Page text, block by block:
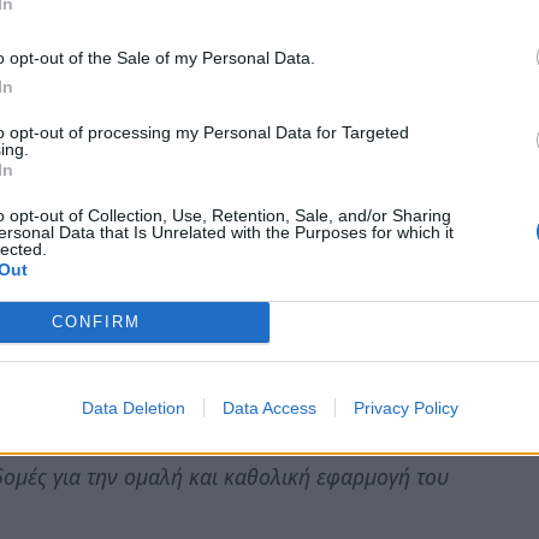
opt-out of the Sale of my Personal Data.
opt-out of processing my Personal Data for Targeted
opt-out of Collection, Use, Retention, Sale, and/or Sharing
Data that Is Unrelated with the Purposes for which it
CONFIRM
Data Deletion Data Access Privacy Policy
εφαρμογή του συστήματος IRIS
έντονη ανησυχία του για την απόφαση
από την 1η Νοεμβρίου 2025 και με
και Οικονομικών ζητά την άμεση
που ούτε οι τράπεζες, ούτε οι τεχνικοί
Αρχή Δημοσίων Εσόδων (ΑΑΔΕ) έχουν
για την ομαλή και καθολική εφαρμογή του